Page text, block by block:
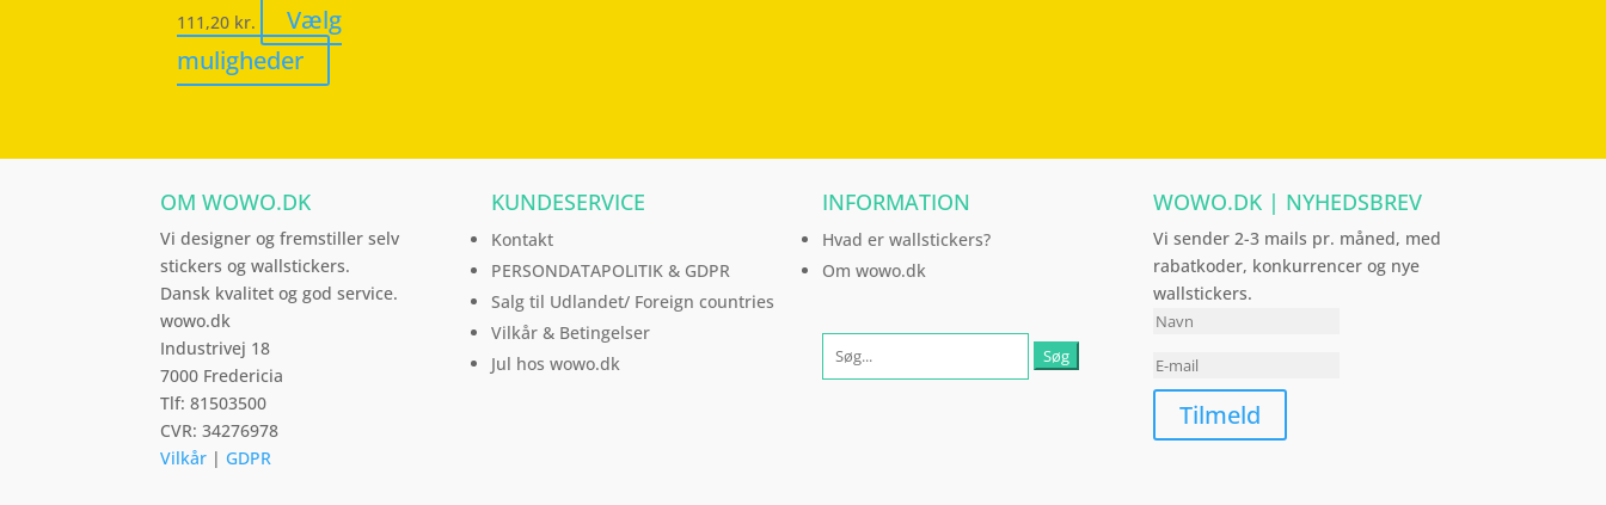
111,20 kr.
Vælg
muligheder
vare
kan
vælges
på
OM WOWO.DK
Vi designer og fremstiller selv
stickers og wallstickers.
Dansk kvalitet og god service.
wowo.dk
Industrivej 18
7000 Fredericia
Tlf: 81503500
CVR: 34276978
Vilkår | GDPR
KUNDESERVICE
Kontakt
PERSONDATAPOLITIK & GDPR
Salg til Udlandet/ Foreign countries
Vilkår & Betingelser
Jul hos wowo.dk
INFORMATION
Hvad er wallstickers?
Om wowo.dk
WOWO.DK | NYHEDSBREV
Vi sender 2-3 mails pr. måned, med
rabatkoder, konkurrencer og nye
wallstickers.
Tilmeld